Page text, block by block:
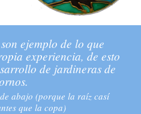
ejemplo de lo que
experiencia, de esto
de jardineras de
abajo (porque la raíz casí
que la copa)